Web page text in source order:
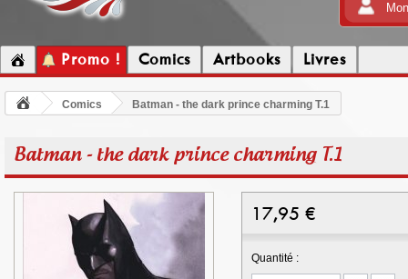
Promo ! Comics Artbooks Livres
Comics Batman - the dark prince charming T.1
Batman - the dark prince charming T.1
17,95 €
Quantité :